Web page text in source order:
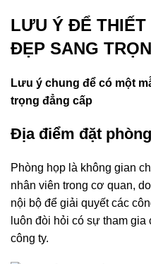
LƯU Ý ĐỂ THIẾT
ĐẸP SANG
Lưu ý chung để có một
trọng đẳng cấp
Địa điểm đặt
Phòng họp là không gian
nhân viên trong cơ quan,
nội bộ để giải quyết các
luôn đòi hỏi có sự tham
công ty.